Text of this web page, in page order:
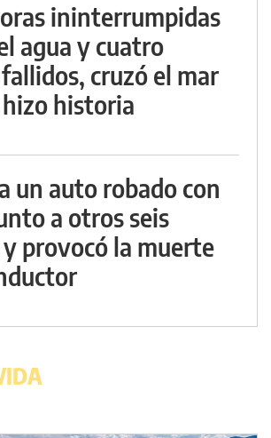
ininterrumpidas
agua y cuatro
cruzó el mar
historia
un auto robado con
a otros seis
provocó la muerte